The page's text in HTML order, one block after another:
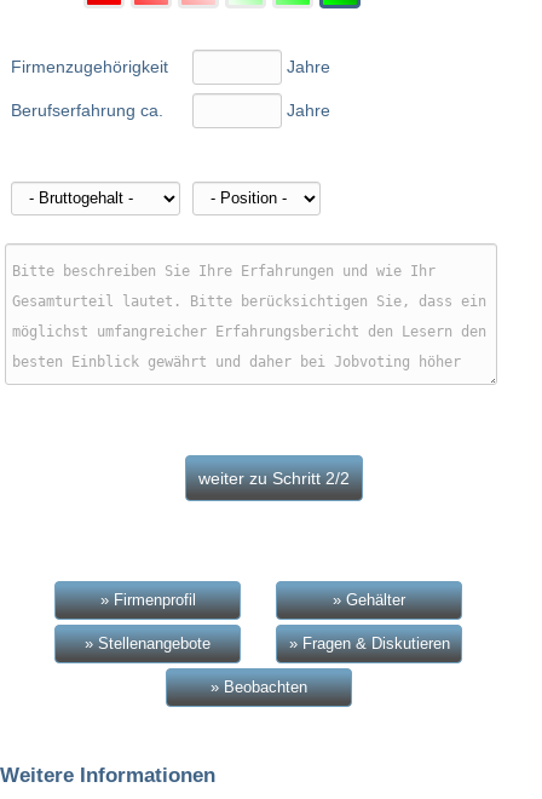
Firmenzugehörigkeit
Berufserfahrung ca.
Jahre
Jahre
» Firmenprofil » Gehälter
» Stellenangebote » Fragen & Diskutieren
» Beobachten
Weitere Informationen